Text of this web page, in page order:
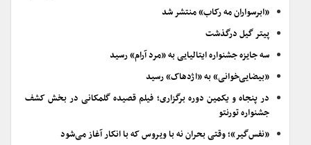
«ابرسواران مه رکاب» منتشر شد
پیتر گیل درگذشت
سه جایزه جشنواره ایتالیایی به «مرد آرام» رسید
«بیضایی‌خوانی» به «اژدهاک» رسید
در پنجاه و یکمین دوره برگزاری؛ فیلم قصیده گلمکانی در بخش کشف
جشنواره تورنتو
«نفس‌گیر»؛ وقتی بحران نه با ویروس که با انکار آغاز می‌شود